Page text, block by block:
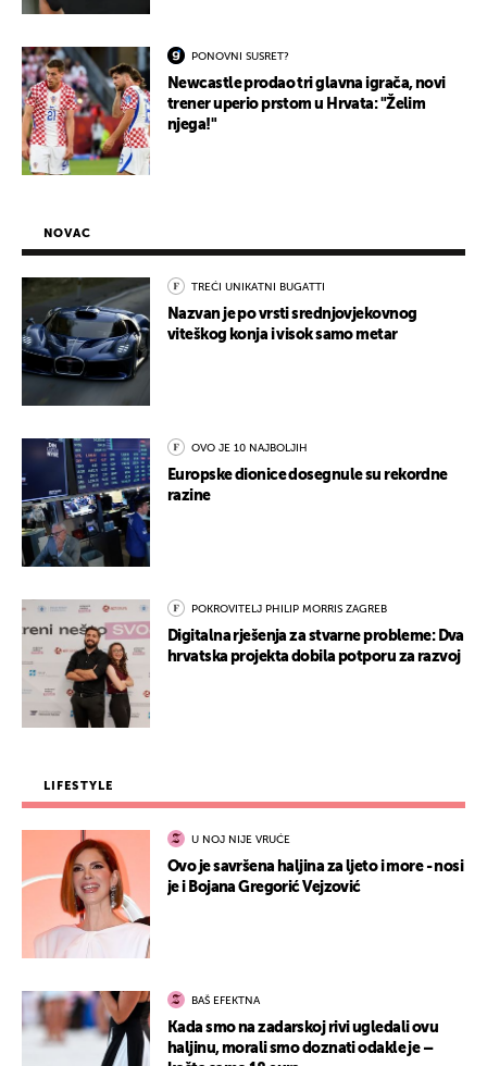
PONOVNI SUSRET?
Newcastle prodao tri glavna igrača, novi
trener uperio prstom u Hrvata: "Želim
njega!"
NOVAC
TREĆI UNIKATNI BUGATTI
Nazvan je po vrsti srednjovjekovnog
viteškog konja i visok samo metar
OVO JE 10 NAJBOLJIH
Europske dionice dosegnule su rekordne
razine
POKROVITELJ PHILIP MORRIS ZAGREB
Digitalna rješenja za stvarne probleme: Dva
hrvatska projekta dobila potporu za razvoj
LIFESTYLE
U NOJ NIJE VRUĆE
Ovo je savršena haljina za ljeto i more - nosi
je i Bojana Gregorić Vejzović
BAŠ EFEKTNA
Kada smo na zadarskoj rivi ugledali ovu
haljinu, morali smo doznati odakle je –